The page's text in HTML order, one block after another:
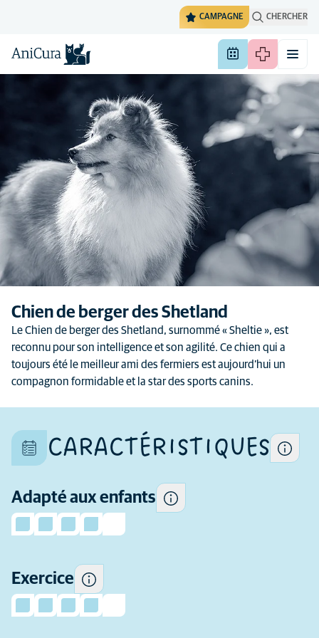
CAMPAGNE CHERCHER
Chien de berger des Shetland
Le Chien de berger des Shetland, surnommé « Sheltie », est
reconnu pour son intelligence et son agilité. Ce chien qui a
toujours été le meilleur ami des fermiers est aujourd’hui un
compagnon formidable et la star des sports canins.
CARACTÉRISTIQUES
Adapté aux enfants
Exercice
diffèrent aussi au sein d'une
Certains chiens ont tendance
à être plus enjoués et
sociables avec les enfants et
plus tolérants que d'autres à
quotidiennement.
De quelle expérience
préalable (en tant que
propriétaire de chien) avez-
d'envisager d'adopter cette
race ?